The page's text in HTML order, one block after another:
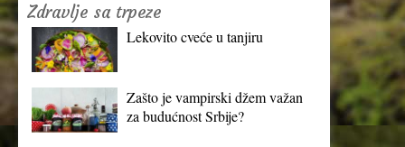
Zdravlje sa trpeze
Lekovito cveće u tanjiru
Zašto je vampirski džem važan
za budućnost Srbije?